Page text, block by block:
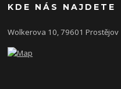
KDE NÁS NAJDETE
Wolkerova 10, 79601 Prostějov